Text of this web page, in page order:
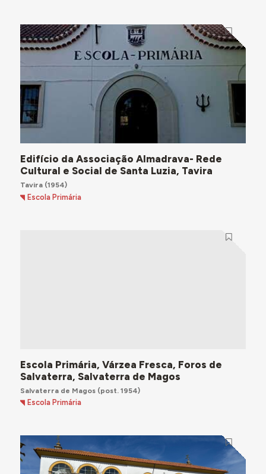
Edifício da Associação Almadrava- Rede
Cultural e Social de Santa Luzia, Tavira
Tavira(1954)
Escola Primária
Escola Primária, Várzea Fresca, Foros de
Salvaterra, Salvaterra de Magos
Salvaterra de Magos(post. 1954)
Escola Primária